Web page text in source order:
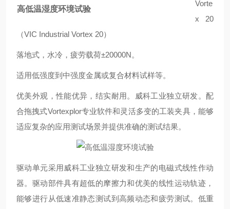
高低温湿度环境试验
Vorte
x 20
（VIC Industrial Vortex 20）
落地式，水冷， 疲劳载荷±20000N。
适用低强度到中强度金属或复合材料试样等。
优美外观，性能优异，结实耐用。威科工业独立研发。配
合拖拽式Vortexplor专业软件和灵活多变的工装夹具，能够
适应复杂的应用测试场景并提供准确的测试结果。
驱动单元采用威科工业独立研发和生产的电磁式线性作动
器。驱动部件具有超低的摩擦力和优美的线性运动轨迹，
能够进行从低速准静态测试到高频动态和疲劳测试。低重